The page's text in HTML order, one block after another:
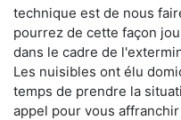
technique est de nous
pourrez de cette façon
dans le cadre de
Les nuisibles ont élu
temps de prendre la
appel pour vous